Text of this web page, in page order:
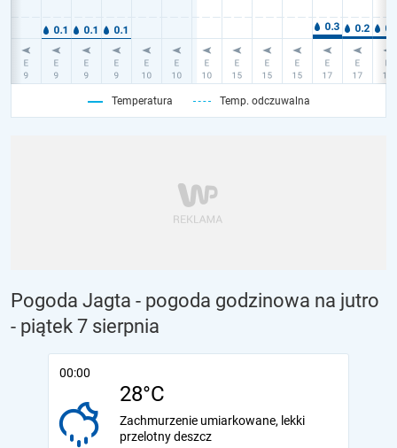
Temperatura Temp. odczuwalna
Pogoda Jagta - pogoda godzinowa na jutro
- piątek 7 sierpnia
00:00
28°C
Zachmurzenie umiarkowane, lekki
przelotny deszcz